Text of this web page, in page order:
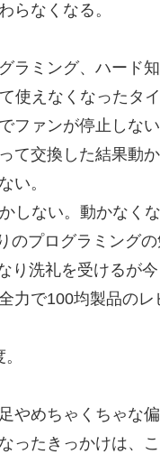
らなくなる。
ラミング、ハード
使えなくなったタ
ファンが停止しな
て交換した結果動
い。
しない。動かなく
プログラミングの
洗礼を受けるが今
力で100均製品の
やめちゃくちゃな
ったきっかけは、